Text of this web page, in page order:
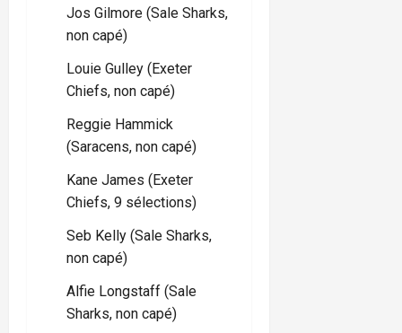
Jos Gilmore (Sale Sharks,
non capé)
Louie Gulley (Exeter
Chiefs, non capé)
Reggie Hammick
(Saracens, non capé)
Kane James (Exeter
Chiefs, 9 sélections)
Seb Kelly (Sale Sharks,
non capé)
Alfie Longstaff (Sale
Sharks, non capé)